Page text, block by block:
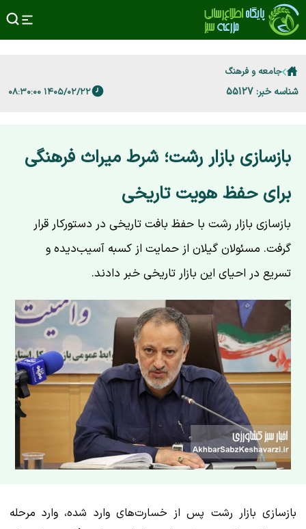
جامعه و فرهنگ
شناسه خبر: 55127 ۱۴۰۵/۰۲/۲۲ ۰۸:۳۰:۰۰
بازسازی بازار رشت؛ شرط میراث فرهنگی
برای حفظ هویت تاریخی
بازسازی بازار رشت با حفظ بافت تاریخی در دستورکار قرار
گرفت. مسئولان گیلان از حمایت از کسبه آسیب‌دیده و
تسریع در احیای این بازار تاریخی خبر دادند.
بازسازی بازار رشت پس از خسارت‌های وارد شده، وارد مرحله